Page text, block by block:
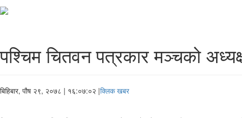
पश्चिम चितवन पत्रकार मञ्चको
बिहिबार, पौष २९, २०७८ | १६:०७:०२ |क्लिक खबर